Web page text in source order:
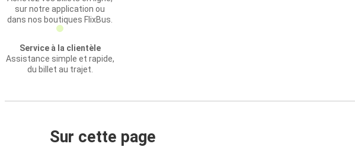
sur notre application ou
dans nos boutiques FlixBus.
Service à la clientèle
Assistance simple et rapide,
du billet au trajet.
Sur cette page